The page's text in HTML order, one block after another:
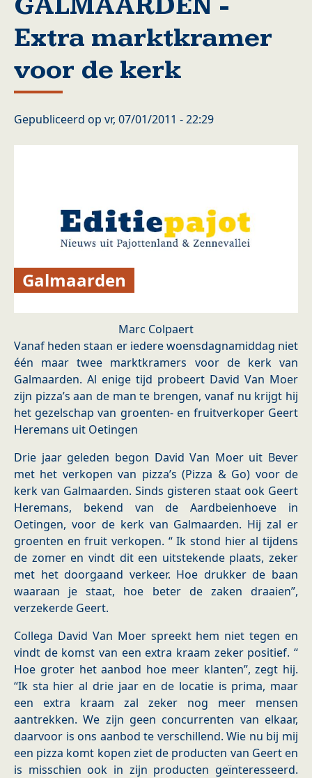
Extra marktkramer
voor de kerk
Gepubliceerd op vr, 07/01/2011 - 22:29
Galmaarden
Marc Colpaert
Vanaf heden staan er iedere woensdagnamiddag niet
één maar twee marktkramers voor de kerk van
Galmaarden. Al enige tijd probeert David Van Moer
zijn pizza’s aan de man te brengen, vanaf nu krijgt hij
het gezelschap van groenten- en fruitverkoper Geert
Heremans uit Oetingen
Drie jaar geleden begon David Van Moer uit Bever
met het verkopen van pizza’s (Pizza & Go) voor de
kerk van Galmaarden. Sinds gisteren staat ook Geert
Heremans, bekend van de Aardbeienhoeve in
Oetingen, voor de kerk van Galmaarden. Hij zal er
groenten en fruit verkopen. “ Ik stond hier al tijdens
de zomer en vindt dit een uitstekende plaats, zeker
met het doorgaand verkeer. Hoe drukker de baan
waaraan je staat, hoe beter de zaken draaien”,
verzekerde Geert.
Collega David Van Moer spreekt hem niet tegen en
vindt de komst van een extra kraam zeker positief. “
Hoe groter het aanbod hoe meer klanten”, zegt hij.
“Ik sta hier al drie jaar en de locatie is prima, maar
een extra kraam zal zeker nog meer mensen
aantrekken. We zijn geen concurrenten van elkaar,
daarvoor is ons aanbod te verschillend. Wie nu bij mij
een pizza komt kopen ziet de producten van Geert en
is misschien ook in zijn producten geïnteresseerd.